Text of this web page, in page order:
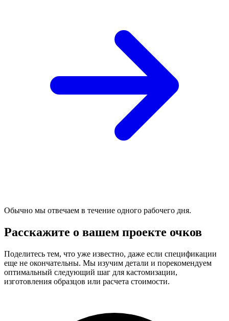
Обычно мы отвечаем в течение одного рабочего дня.
Расскажите о вашем проекте очков
Поделитесь тем, что уже известно, даже если спецификации
еще не окончательны. Мы изучим детали и порекомендуем
оптимальный следующий шаг для кастомизации,
изготовления образцов или расчета стоимости.